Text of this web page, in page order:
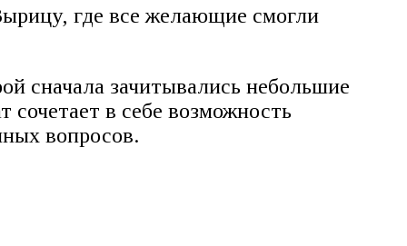
где все желающие смогли
сначала зачитывались небольшие
в себе возможность
вопросов.